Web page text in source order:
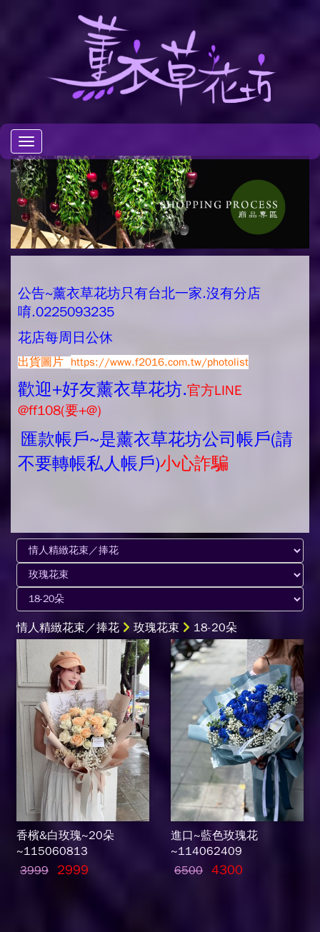
Toggle
navigation
公告~薰衣草花坊只有台北一家.沒有分店
唷.0225093235
花店每周日公休
出貨圖片 https://www.f2016.com.tw/photolist
歡迎+好友薰衣草花坊.官方LINE
@ff108(要+@)
匯款帳戶~是薰衣草花坊公司帳戶(請
不要轉帳私人帳戶)小心詐騙
情人精緻花束／捧花 玫瑰花束 18-20朵
香檳&白玫瑰~20朵
~115060813
3999
2999
進口~藍色玫瑰花
~114062409
6500 4300